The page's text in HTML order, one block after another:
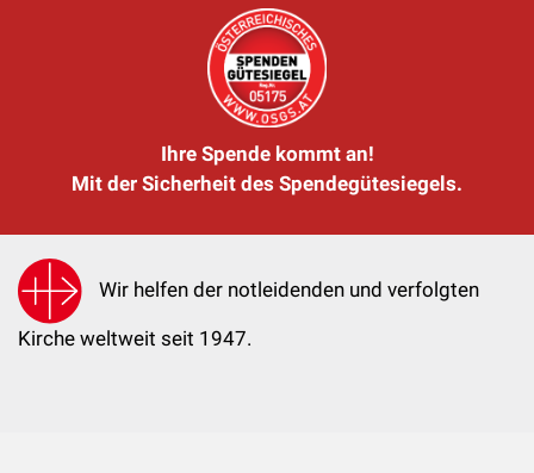
Ihre Spende kommt an!
Mit der Sicherheit des Spendegütesiegels.
Wir helfen der notleidenden und verfolgten
Kirche weltweit seit 1947.